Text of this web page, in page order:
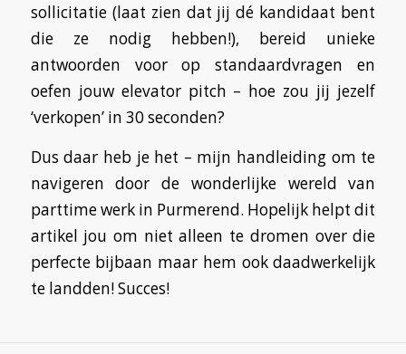
sollicitatie (laat zien dat jij dé kandidaat bent
die ze nodig hebben!), bereid unieke
antwoorden voor op standaardvragen en
oefen jouw elevator pitch – hoe zou jij jezelf
‘verkopen’ in 30 seconden?
Dus daar heb je het – mijn handleiding om te
navigeren door de wonderlijke wereld van
parttime werk in Purmerend. Hopelijk helpt dit
artikel jou om niet alleen te dromen over die
perfecte bijbaan maar hem ook daadwerkelijk
te landden! Succes!